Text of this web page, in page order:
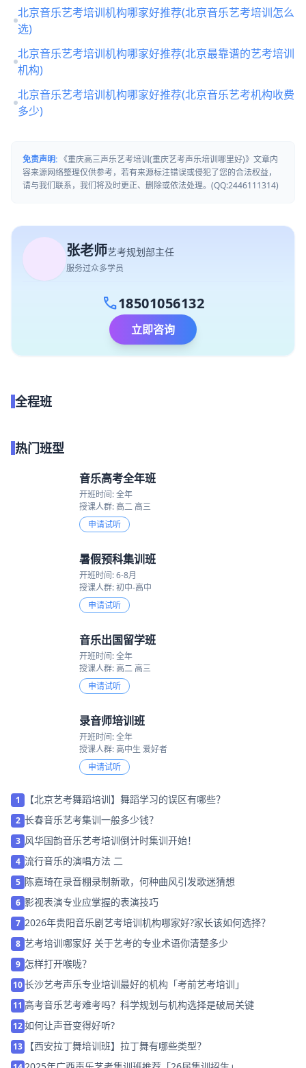
北京音乐艺考培训机构哪家好推荐(北京音乐艺考培训怎么
选)
北京音乐艺考培训机构哪家好推荐(北京最靠谱的艺考培训
机构)
北京音乐艺考培训机构哪家好推荐(北京音乐艺考机构收费
多少)
免责声明: 《重庆高三声乐艺考培训(重庆艺考声乐培训哪里好)》文章内
容来源网络整理仅供参考，若有来源标注错误或侵犯了您的合法权益，
请与我们联系，我们将及时更正、删除或依法处理。(QQ:2446111314)
张老师艺考规划部主任
服务过众多学员
call18501056132
立即咨询
全程班
热门班型
音乐高考全年班
开班时间: 全年
授课人群: 高二 高三
申请试听
暑假预科集训班
开班时间: 6-8月
授课人群: 初中-高中
申请试听
音乐出国留学班
开班时间: 全年
授课人群: 高二 高三
申请试听
录音师培训班
开班时间: 全年
授课人群: 高中生 爱好者
申请试听
1 【北京艺考舞蹈培训】舞蹈学习的误区有哪些？
2 长春音乐艺考集训一般多少钱？
3 风华国韵音乐艺考培训倒计时集训开始！
4 流行音乐的演唱方法 二
5 陈嘉琦在录音棚录制新歌，何种曲风引发歌迷猜想
6 影视表演专业应掌握的表演技巧
7 2026年贵阳音乐剧艺考培训机构哪家好?家长该如何选择？
8 艺考培训哪家好 关于艺考的专业术语你清楚多少
9 怎样打开喉咙？
10长沙艺考声乐专业培训最好的机构「考前艺考培训」
11 高考音乐艺考难考吗？科学规划与机构选择是破局关键
12如何让声音变得好听?
13 【西安拉丁舞培训班】拉丁舞有哪些类型？